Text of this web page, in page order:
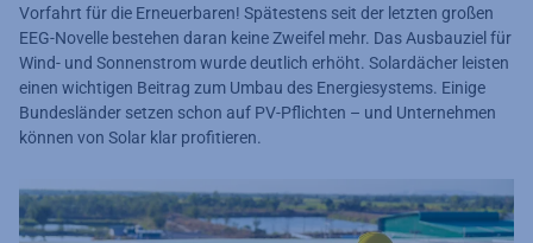
Vorfahrt für die Erneuerbaren! Spätestens seit der letzten großen
EEG-Novelle bestehen daran keine Zweifel mehr. Das Ausbauziel für
Wind- und Sonnenstrom wurde deutlich erhöht. Solardächer leisten
einen wichtigen Beitrag zum Umbau des Energiesystems. Einige
Bundesländer setzen schon auf PV-Pflichten – und Unternehmen
können von Solar klar profitieren.